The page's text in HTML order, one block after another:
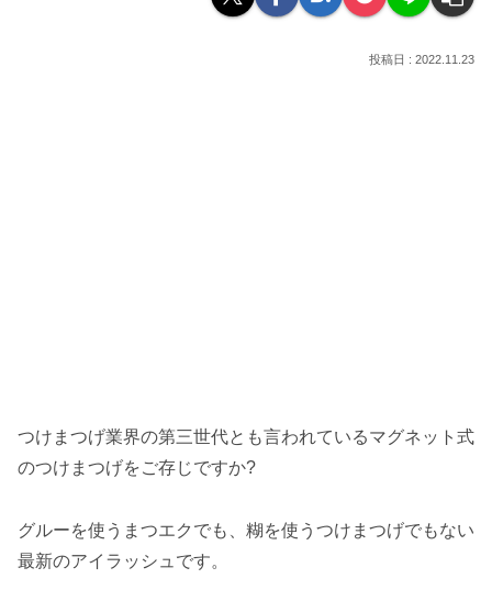
2022.11.23
つけまつげ業界の第三世代とも言われているマグネット式
のつけまつげをご存じですか?
グルーを使うまつエクでも、糊を使うつけまつげでもない
最新のアイラッシュです。